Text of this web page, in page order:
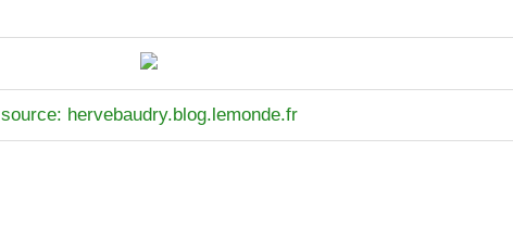
source: hervebaudry.blog.lemonde.fr